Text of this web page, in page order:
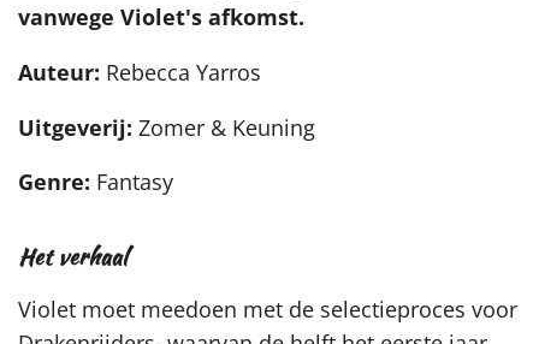
vanwege Violet's afkomst.
Auteur: Rebecca Yarros
Uitgeverij: Zomer & Keuning
Genre: Fantasy
Het verhaal
Violet moet meedoen met de selectieproces voor